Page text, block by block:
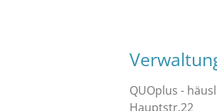
QUOplus -
Hauptstr.22